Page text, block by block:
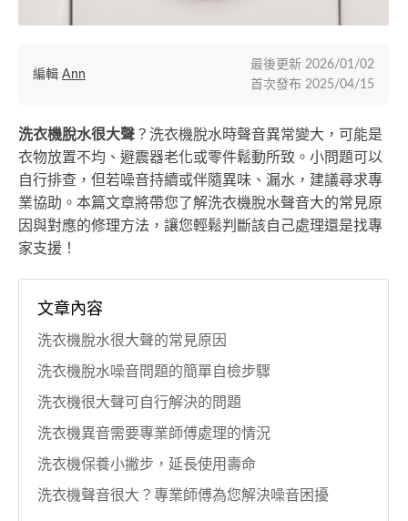
洗衣機脫水很大聲 ？洗衣機脫水時聲音異常變大，可能是
衣物放置不均、避震器老化或零件鬆動所致。小問題可以
自行排查，但若噪音持續或伴隨異味、漏水，建議尋求專
業協助。本篇文章將帶您了解洗衣機脫水聲音大的常見原
因與對應的修理方法，讓您輕鬆判斷該自己處理還是找專
家支援！
編輯 Ann
最後更新 2026/01/02
首次發布 2025/04/15
文章內容
洗衣機脫水很大聲的常見原因
洗衣機脫水噪音問題的簡單自檢步驟
洗衣機很大聲可自行解決的問題
洗衣機異音需要專業師傅處理的情況
洗衣機保養小撇步，延長使用壽命
洗衣機聲音很大？專業師傅為您解決噪音困擾